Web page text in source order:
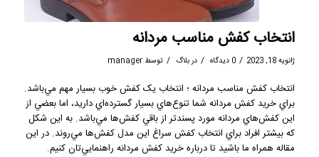
انتخاب کفش مناسب مردانه
ژانویه 18, 2023 / 0 دیدگاه / دربلاگ / توسط manager
انتخاب کفش مناسب مردانه ؛ انتخاب يک کفش خوب بسيار مهم مي‌باشد.
براي خريد کفش مردانه شما تنوع‌هاي بسيار گسترده‌اي داريد، اما بعضي از
اين کفش‌هاي مردانه مورد پسندتر از باقي کفش‌ها مي‌باشد. به اين شکل
که بيشتر افراد براي انتخاب کفش سراغ اين مدل کفش‌ها مي‌روند. در اين
مقاله همراه ما باشيد تا درباره خريد کفش مردانه راهنمايي‌تان کنيم.